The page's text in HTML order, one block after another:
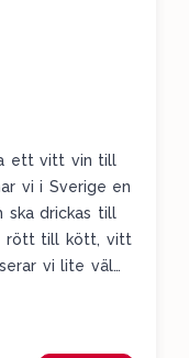
ett vitt vin till
vi i Sverige en
ska drickas till
rött till kött, vitt
vi lite väl
När det